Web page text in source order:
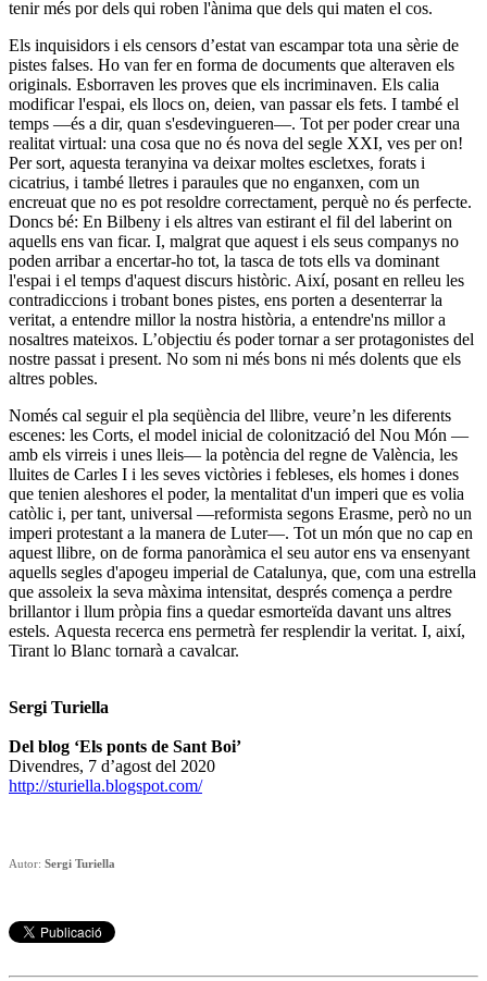
tenir més por dels qui roben l'ànima que dels qui maten el cos.
Els inquisidors i els censors d’estat van escampar tota una sèrie de
pistes falses. Ho van fer en forma de documents que alteraven els
originals. Esborraven les proves que els incriminaven. Els calia
modificar l'espai, els llocs on, deien, van passar els fets. I també el
temps —és a dir, quan s'esdevingueren—. Tot per poder crear una
realitat virtual: una cosa que no és nova del segle XXI, ves per on!
Per sort, aquesta teranyina va deixar moltes escletxes, forats i
cicatrius, i també lletres i paraules que no enganxen, com un
encreuat que no es pot resoldre correctament, perquè no és perfecte.
Doncs bé: En Bilbeny i els altres van estirant el fil del laberint on
aquells ens van ficar. I, malgrat que aquest i els seus companys no
poden arribar a encertar-ho tot, la tasca de tots ells va dominant
l'espai i el temps d'aquest discurs històric. Així, posant en relleu les
contradiccions i trobant bones pistes, ens porten a desenterrar la
veritat, a entendre millor la nostra història, a entendre'ns millor a
nosaltres mateixos. L’objectiu és poder tornar a ser protagonistes del
nostre passat i present. No som ni més bons ni més dolents que els
altres pobles.
Només cal seguir el pla seqüència del llibre, veure’n les diferents
escenes: les Corts, el model inicial de colonització del Nou Món —
amb els virreis i unes lleis— la potència del regne de València, les
lluites de Carles I i les seves victòries i febleses, els homes i dones
que tenien aleshores el poder, la mentalitat d'un imperi que es volia
catòlic i, per tant, universal —reformista segons Erasme, però no un
imperi protestant a la manera de Luter—. Tot un món que no cap en
aquest llibre, on de forma panoràmica el seu autor ens va ensenyant
aquells segles d'apogeu imperial de Catalunya, que, com una estrella
que assoleix la seva màxima intensitat, després comença a perdre
brillantor i llum pròpia fins a quedar esmorteïda davant uns altres
estels. Aquesta recerca ens permetrà fer resplendir la veritat. I, així,
Tirant lo Blanc tornarà a cavalcar.
Sergi Turiella
Del blog ‘Els ponts de Sant Boi’
Divendres, 7 d’agost del 2020
http://sturiella.blogspot.com/
Autor: Sergi Turiella